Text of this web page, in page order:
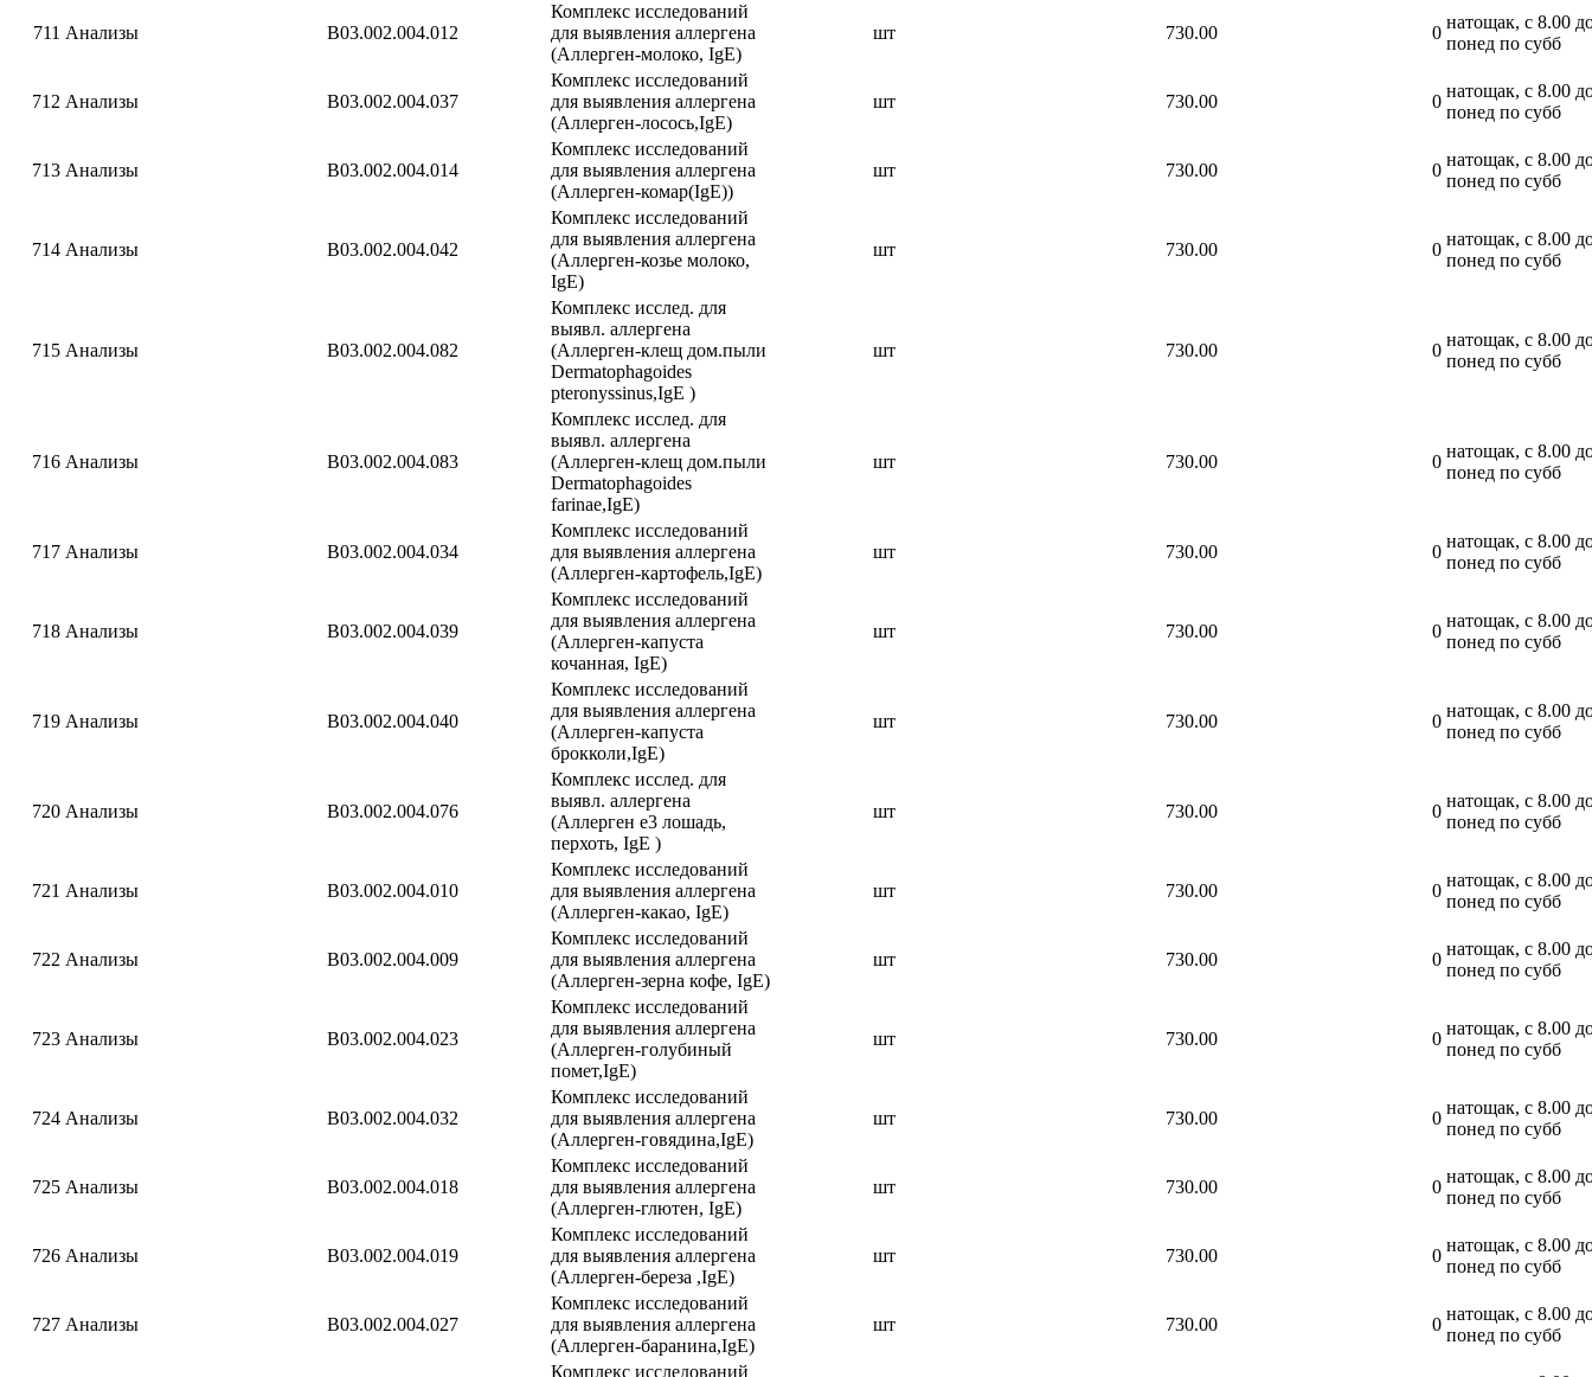
711 Анализы B03.002.004.012
Комплекс исследований
для выявления аллергена
(Аллерген-молоко, IgE)
шт 730.00 0
натощак, с 8.00
понед по субб
712 Анализы B03.002.004.037
Комплекс исследований
для выявления аллергена
(Аллерген-лосось,IgE)
шт 730.00 0
натощак, с 8.00
понед по субб
713 Анализы B03.002.004.014
Комплекс исследований
для выявления аллергена
(Аллерген-комар(IgE))
шт 730.00 0
натощак, с 8.00
понед по субб
714 Анализы B03.002.004.042
Комплекс исследований
для выявления аллергена
(Аллерген-козье молоко,
IgE)
шт 730.00 0
натощак, с 8.00
понед по субб
715 Анализы B03.002.004.082
Комплекс исслед. для
выявл. аллергена
(Аллерген-клещ дом.пыли
Dermatophagoides
pteronyssinus,IgE )
шт 730.00 0
натощак, с 8.00
понед по субб
716 Анализы B03.002.004.083
Комплекс исслед. для
выявл. аллергена
(Аллерген-клещ дом.пыли
Dermatophagoides
farinae,IgE)
шт 730.00 0
натощак, с 8.00
понед по субб
717 Анализы B03.002.004.034
Комплекс исследований
для выявления аллергена
(Аллерген-картофель,IgE)
шт 730.00 0
натощак, с 8.00
понед по субб
718 Анализы B03.002.004.039
Комплекс исследований
для выявления аллергена
(Аллерген-капуста
кочанная, IgE)
шт 730.00 0
натощак, с 8.00
понед по субб
719 Анализы B03.002.004.040
Комплекс исследований
для выявления аллергена
(Аллерген-капуста
брокколи,IgE)
шт 730.00 0
натощак, с 8.00
понед по субб
720 Анализы B03.002.004.076
Комплекс исслед. для
выявл. аллергена
(Аллерген e3 лошадь,
перхоть, IgE )
шт 730.00 0
натощак, с 8.00
понед по субб
721 Анализы B03.002.004.010
Комплекс исследований
для выявления аллергена
(Аллерген-какао, IgE)
шт 730.00 0
натощак, с 8.00
понед по субб
722 Анализы B03.002.004.009
Комплекс исследований
для выявления аллергена
(Аллерген-зерна кофе, IgE)
шт 730.00 0
натощак, с 8.00
понед по субб
723 Анализы B03.002.004.023
Комплекс исследований
для выявления аллергена
(Аллерген-голубиный
помет,IgE)
шт 730.00 0
натощак, с 8.00
понед по субб
724 Анализы B03.002.004.032
Комплекс исследований
для выявления аллергена
(Аллерген-говядина,IgE)
шт 730.00 0
натощак, с 8.00
понед по субб
725 Анализы B03.002.004.018
Комплекс исследований
для выявления аллергена
(Аллерген-глютен, IgE)
шт 730.00 0
натощак, с 8.00
понед по субб
726 Анализы B03.002.004.019
Комплекс исследований
для выявления аллергена
(Аллерген-береза ,IgE)
шт 730.00 0
натощак, с 8.00
понед по субб
727 Анализы B03.002.004.027
Комплекс исследований
для выявления аллергена
(Аллерген-баранина,IgE)
шт 730.00 0
натощак, с 8.00
понед по субб
Комплекс исследований